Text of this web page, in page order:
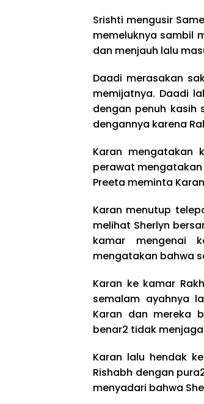
Srishti mengusir
memeluknya sambil
dan menjauh lalu
Daadi merasakan
memijatnya. Daadi
dengan penuh kasih
dengannya karena
Karan mengatakan
perawat mengatakan
Preeta meminta
Karan menutup
melihat Sherlyn
kamar mengenai
mengatakan bahwa
Karan ke kamar
semalam ayahnya
Karan dan mereka
benar2 tidak
Karan lalu hendak
Rishabh dengan
menyadari bahwa